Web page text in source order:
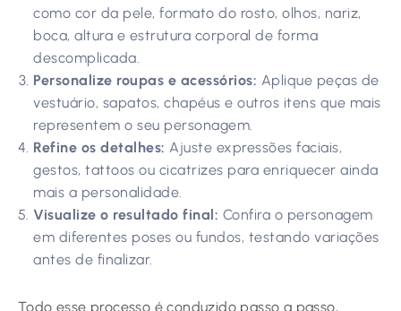
como cor da pele, formato do rosto, olhos, nariz,
boca, altura e estrutura corporal de forma
descomplicada.
Personalize roupas e acessórios: Aplique peças de
vestuário, sapatos, chapéus e outros itens que mais
representem o seu personagem.
Refine os detalhes: Ajuste expressões faciais,
gestos, tattoos ou cicatrizes para enriquecer ainda
mais a personalidade.
Visualize o resultado final: Confira o personagem
em diferentes poses ou fundos, testando variações
antes de finalizar.
Todo esse processo é conduzido passo a passo,